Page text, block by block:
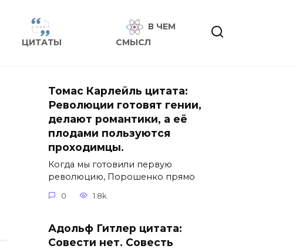
ЦИТАТЫ
В ЧЕМ
СМЫСЛ
Томас Карлейль цитата:
Революции готовят гении,
делают романтики, а её
плодами пользуются
проходимцы.
Когда мы готовили первую
революцию, Порошенко прямо
0 1.8k.
Адольф Гитлер цитата:
Совести нет. Совесть